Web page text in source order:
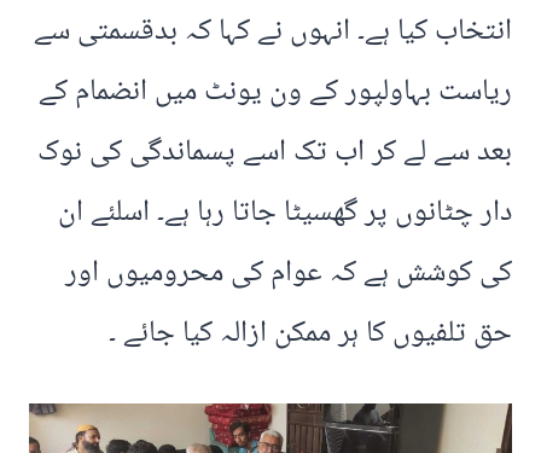
انتخاب کیا ہے۔ انہوں نے کہا کہ بدقسمتی سے
ریاست بہاولپور کے ون یونٹ میں انضمام کے
بعد سے لے کر اب تک اسے پسماندگی کی نوک
دار چٹانوں پر گھسیٹا جاتا رہا ہے۔ اسلئے ان
کی کوشش ہے کہ عوام کی محرومیوں اور
حق تلفیوں کا ہر ممکن ازالہ کیا جائے ۔